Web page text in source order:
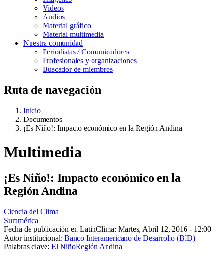
Videos
Audios
Material gráfico
Material multimedia
Nuestra comunidad
Periodistas / Comunicadores
Profesionales y organizaciones
Buscador de miembros
Ruta de navegación
Inicio
Documentos
¡Es Niño!: Impacto económico en la Región Andina
Multimedia
¡Es Niño!: Impacto económico en la
Región Andina
Ciencia del Clima
Suramérica
Fecha de publicación en LatinClima: Martes, Abril 12, 2016 - 12:00
Autor institucional: Banco Interamericano de Desarrollo (BID)
Palabras clave: El NiñoRegión Andina